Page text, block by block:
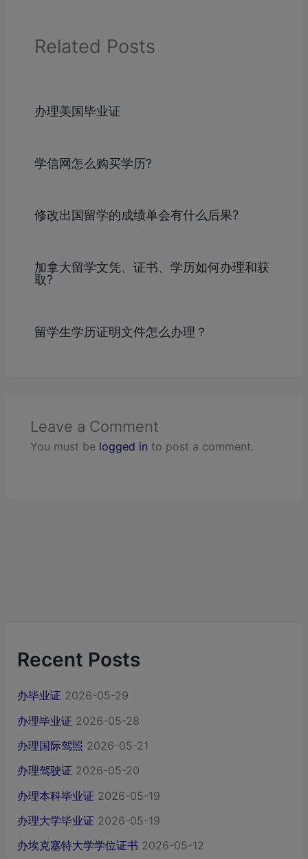
Related Posts
办理美国毕业证
学信网怎么购买学历?
修改出国留学的成绩单会有什么后果?
加拿大留学文凭、证书、学历如何办理和获
取?
留学生学历证明文件怎么办理？
Leave a Comment
You must be logged in to post a comment.
Recent Posts
办毕业证 2026-05-29
办理毕业证 2026-05-28
办理国际驾照 2026-05-21
办理驾驶证 2026-05-20
办理本科毕业证 2026-05-19
办理大学毕业证 2026-05-19
办埃克塞特大学学位证书 2026-05-12